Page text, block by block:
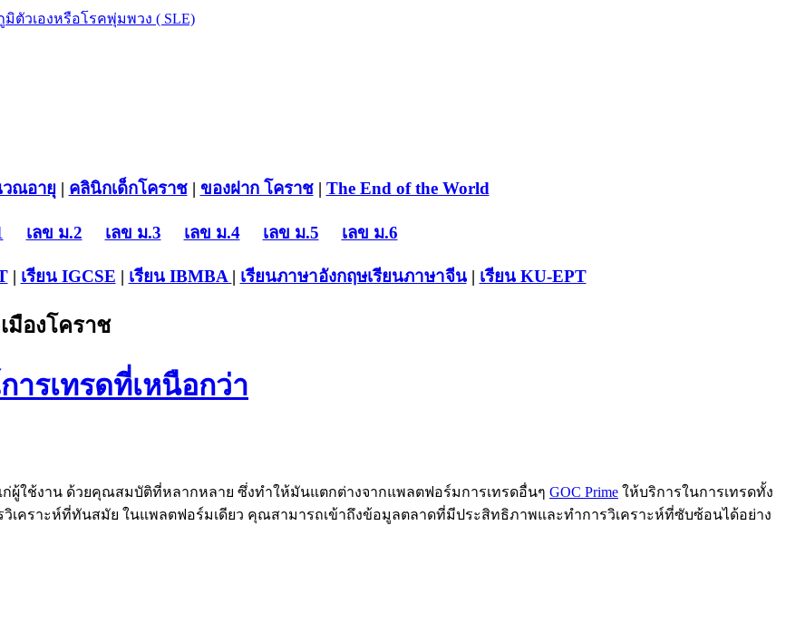
วณอายุ | คลินิกเด็กโคราช| ของฝาก โคราช| The End of the World
เลข ม.2 เลข ม.3 เลข ม.4 เลข ม.5 เลข ม.6
| เรียน IGCSE | เรียน IBMBA | เรียนภาษาอังกฤษเรียนภาษาจีน| เรียน KU-EPT
มืองโคราช
รเทรดที่เหนือกว่า
ผู้ใช้งาน ด้วยคุณสมบัติที่หลากหลาย ซึ่งทำให้มันแตกต่างจากแพลตฟอร์มการเทรดอื่นๆ GOC Prime ให้บริการในการเทรดทั้ง
วิเคราะห์ที่ทันสมัย ในแพลตฟอร์มเดียว คุณสามารถเข้าถึงข้อมูลตลาดที่มีประสิทธิภาพและทำการวิเคราะห์ที่ซับซ้อนได้อย่าง